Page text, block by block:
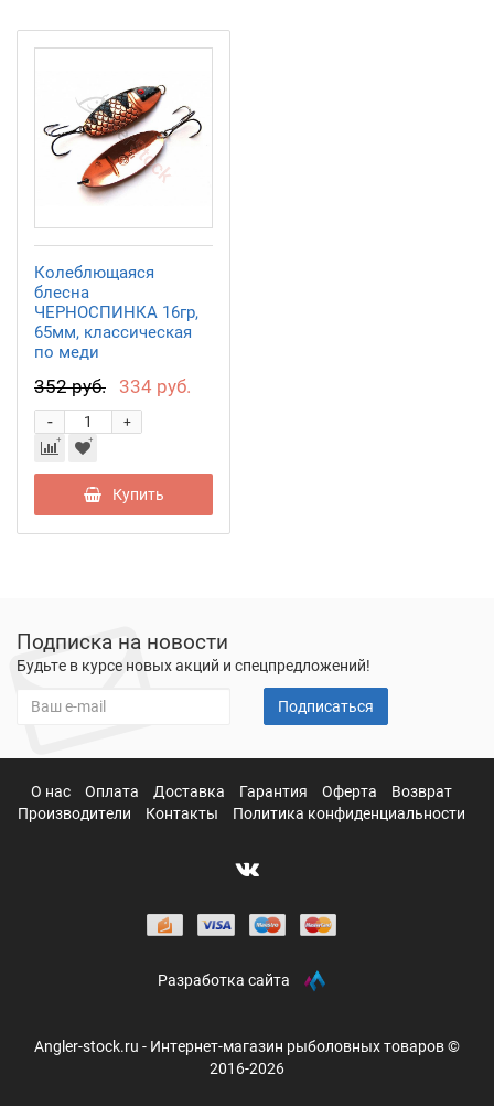
Колеблющаяся
блесна
ЧЕРНОСПИНКА 16гр,
65мм, классическая
по меди
352 руб. 334 руб.
+
-
Купить
Подписка на новости
Будьте в курсе новых акций и спецпредложений!
Подписаться
О нас Оплата Доставка Гарантия Оферта
Возврат
Производители
Контакты Политика конфиденциальности
Разработка сайта
Angler-stock.ru - Интернет-магазин рыболовных товаров ©
2016-2026